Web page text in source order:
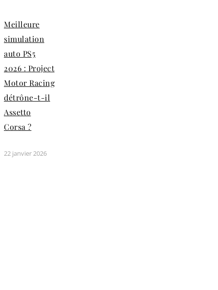
Meilleure
simulation
auto PS5
2026 : Project
Motor Racing
détrône-t-il
Assetto
Corsa ?
22 janvier 2026